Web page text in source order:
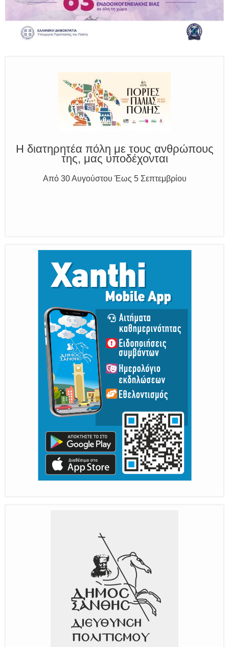
της, μας υποδέχονται
Από 30 Αυγούστου Έως 5 Σεπτεμβρίου
Παραμένουμε Προσεκτικοί
Καλούμε Άμεσα την Πυροσβεστική στο 199 ή στο 112
και δίνουμε σαφείς πληροφορίες